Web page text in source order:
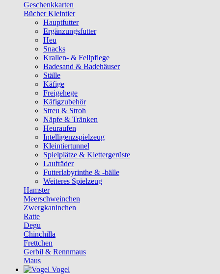
Geschenkkarten
Bücher Kleintier
Hauptfutter
Ergänzungsfutter
Heu
Snacks
Krallen- & Fellpflege
Badesand & Badehäuser
Ställe
Käfige
Freigehege
Käfigzubehör
Streu & Stroh
Näpfe & Tränken
Heuraufen
Intelligenzspielzeug
Kleintiertunnel
Spielplätze & Klettergerüste
Laufräder
Futterlabyrinthe & -bälle
Weiteres Spielzeug
Hamster
Meerschweinchen
Zwergkaninchen
Ratte
Degu
Chinchilla
Frettchen
Gerbil & Rennmaus
Maus
Vogel